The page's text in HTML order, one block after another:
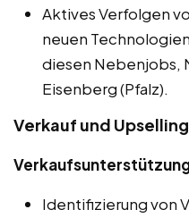
Aktives Verfolgen
neuen
diesen Nebenjobs,
Eisenberg (Pfalz).
Verkauf und Upselling
Identifizierung von